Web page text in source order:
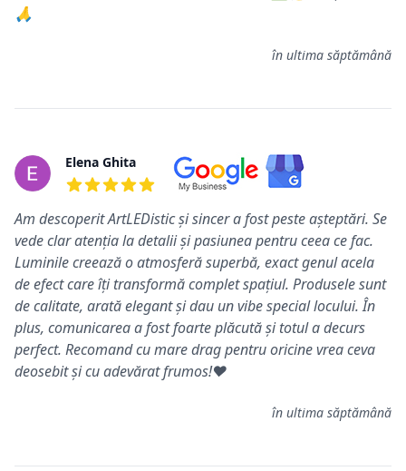
🙏
în ultima săptămână
Elena Ghita
Am descoperit ArtLEDistic și sincer a fost peste așteptări. Se
vede clar atenția la detalii și pasiunea pentru ceea ce fac.
Luminile creează o atmosferă superbă, exact genul acela
de efect care îți transformă complet spațiul. Produsele sunt
de calitate, arată elegant și dau un vibe special locului. În
plus, comunicarea a fost foarte plăcută și totul a decurs
perfect. Recomand cu mare drag pentru oricine vrea ceva
deosebit și cu adevărat frumos!❤️
în ultima săptămână